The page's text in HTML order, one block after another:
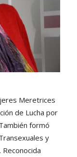
Meretrices
de Lucha por
formó
y